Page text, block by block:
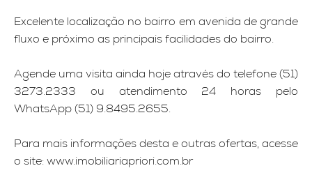
Excelente localização no bairro em avenida de grande
fluxo e próximo as principais facilidades do bairro.
Agende uma visita ainda hoje através do telefone (51)
3273.2333 ou atendimento 24 horas pelo
WhatsApp (51) 9.8495.2655.
Para mais informações desta e outras ofertas, acesse
o site: www.imobiliariapriori.com.br